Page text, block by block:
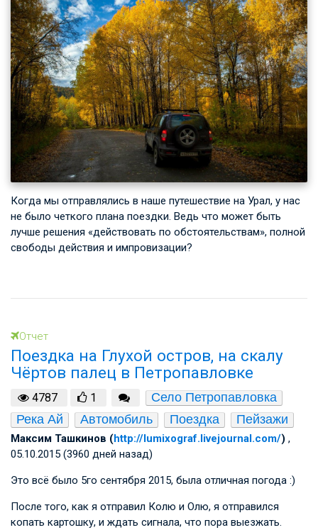
Когда мы отправлялись в наше путешествие на Урал, у нас
не было четкого плана поездки. Ведь что может быть
лучше решения «действовать по обстоятельствам», полной
свободы действия и импровизации?
Отчет
Поездка на Глухой остров, на скалу
Чёртов палец в Петропавловке
4787 1
Село Петропавловка
Река Ай
Автомобиль Поездка Пейзажи
Максим Ташкинов (http://lumixograf.livejournal.com/) ,
05.10.2015 (3960 дней назад)
Это всё было 5го сентября 2015, была отличная погода :)
После того, как я отправил Колю и Олю, я отправился
копать картошку, и ждать сигнала, что пора выезжать.